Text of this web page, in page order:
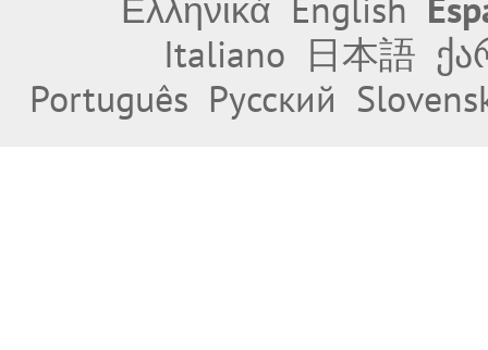
Italiano 日本語
Português Русский